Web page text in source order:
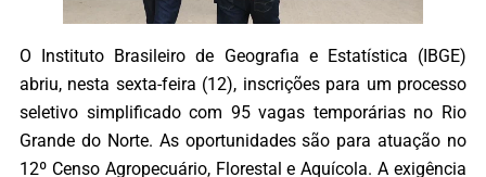
O Instituto Brasileiro de Geografia e Estatística (IBGE)
abriu, nesta sexta-feira (12), inscrições para um processo
seletivo simplificado com 95 vagas temporárias no Rio
Grande do Norte. As oportunidades são para atuação no
12º Censo Agropecuário, Florestal e Aquícola. A exigência